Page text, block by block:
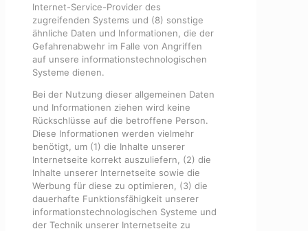
Internet-Service-Provider des
zugreifenden Systems und (8) sonstige
ähnliche Daten und Informationen, die der
Gefahrenabwehr im Falle von Angriffen
auf unsere informationstechnologischen
Systeme dienen.
Bei der Nutzung dieser allgemeinen Daten
und Informationen ziehen wird keine
Rückschlüsse auf die betroffene Person.
Diese Informationen werden vielmehr
benötigt, um (1) die Inhalte unserer
Internetseite korrekt auszuliefern, (2) die
Inhalte unserer Internetseite sowie die
Werbung für diese zu optimieren, (3) die
dauerhafte Funktionsfähigkeit unserer
informationstechnologischen Systeme und
der Technik unserer Internetseite zu